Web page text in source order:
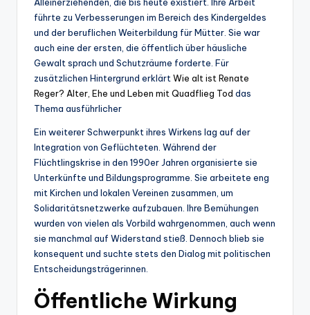
führte zu Verbesserungen im Bereich des Kindergeldes
und der beruflichen Weiterbildung für Mütter. Sie war
auch eine der ersten, die öffentlich über häusliche
Gewalt sprach und Schutzräume forderte. Für
zusätzlichen Hintergrund erklärt Wie alt ist Renate
Reger? Alter, Ehe und Leben mit Quadflieg Tod das
Thema ausführlicher
Ein weiterer Schwerpunkt ihres Wirkens lag auf der
Integration von Geflüchteten. Während der
Flüchtlingskrise in den 1990er Jahren organisierte sie
Unterkünfte und Bildungsprogramme. Sie arbeitete eng
mit Kirchen und lokalen Vereinen zusammen, um
Solidaritätsnetzwerke aufzubauen. Ihre Bemühungen
wurden von vielen als Vorbild wahrgenommen, auch wenn
sie manchmal auf Widerstand stieß. Dennoch blieb sie
konsequent und suchte stets den Dialog mit politischen
Entscheidungsträgerinnen.
Öffentliche Wirkung